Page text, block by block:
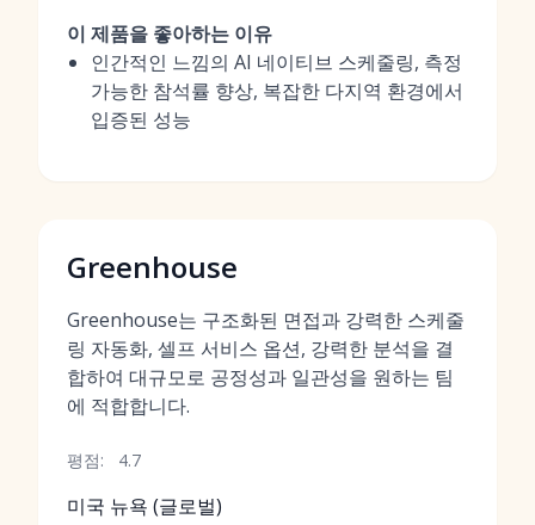
이 제품을 좋아하는 이유
인간적인 느낌의 AI 네이티브 스케줄링, 측정
가능한 참석률 향상, 복잡한 다지역 환경에서
입증된 성능
Greenhouse
Greenhouse는 구조화된 면접과 강력한 스케줄
링 자동화, 셀프 서비스 옵션, 강력한 분석을 결
합하여 대규모로 공정성과 일관성을 원하는 팀
에 적합합니다.
평점: 4.7
미국 뉴욕 (글로벌)